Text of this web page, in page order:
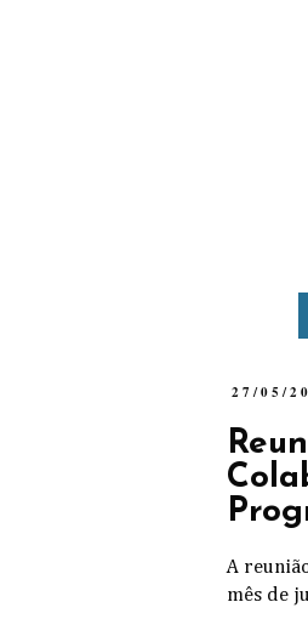
27/05/
A
mês de